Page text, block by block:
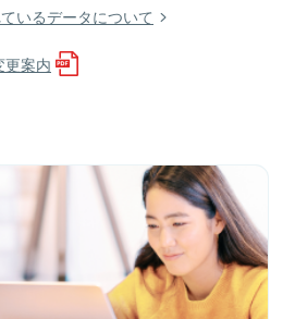
いるデータについて
案内